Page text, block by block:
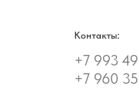
+7 993
+7 960
Контакты: